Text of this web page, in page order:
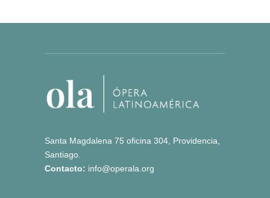
Santa Magdalena 75 oficina 304, Providencia,
Santiago.
Contacto: info@operala.org